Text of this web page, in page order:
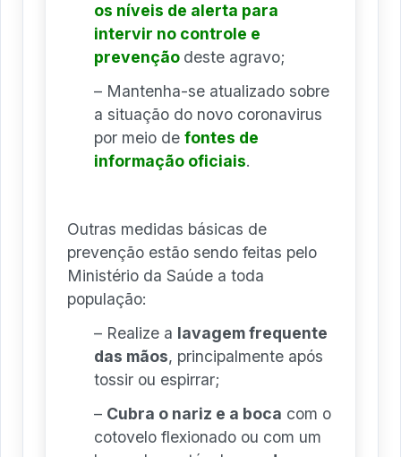
os níveis de alerta para
intervir no controle e
prevenção deste agravo;
– Mantenha-se atualizado sobre
a situação do novo coronavirus
por meio de fontes de
informação oficiais.
Outras medidas básicas de
prevenção estão sendo feitas pelo
Ministério da Saúde a toda
população:
– Realize a lavagem frequente
das mãos, principalmente após
tossir ou espirrar;
– Cubra o nariz e a boca com o
cotovelo flexionado ou com um